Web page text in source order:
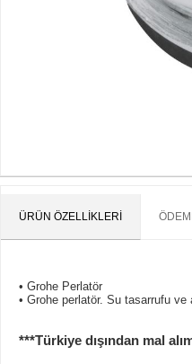
ÜRÜN ÖZELLIKLERI
• Grohe Perlatör
• Grohe perlatör. Su tasarrufu ve
***Türkiye dışından mal